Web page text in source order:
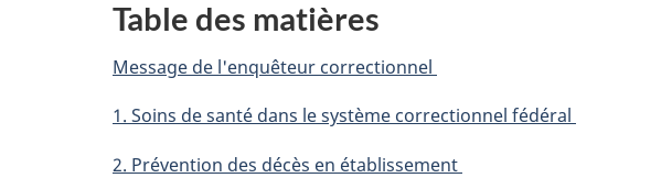
Table des matières
Message de l'enquêteur correctionnel
1. Soins de santé dans le système correctionnel fédéral
2. Prévention des décès en établissement